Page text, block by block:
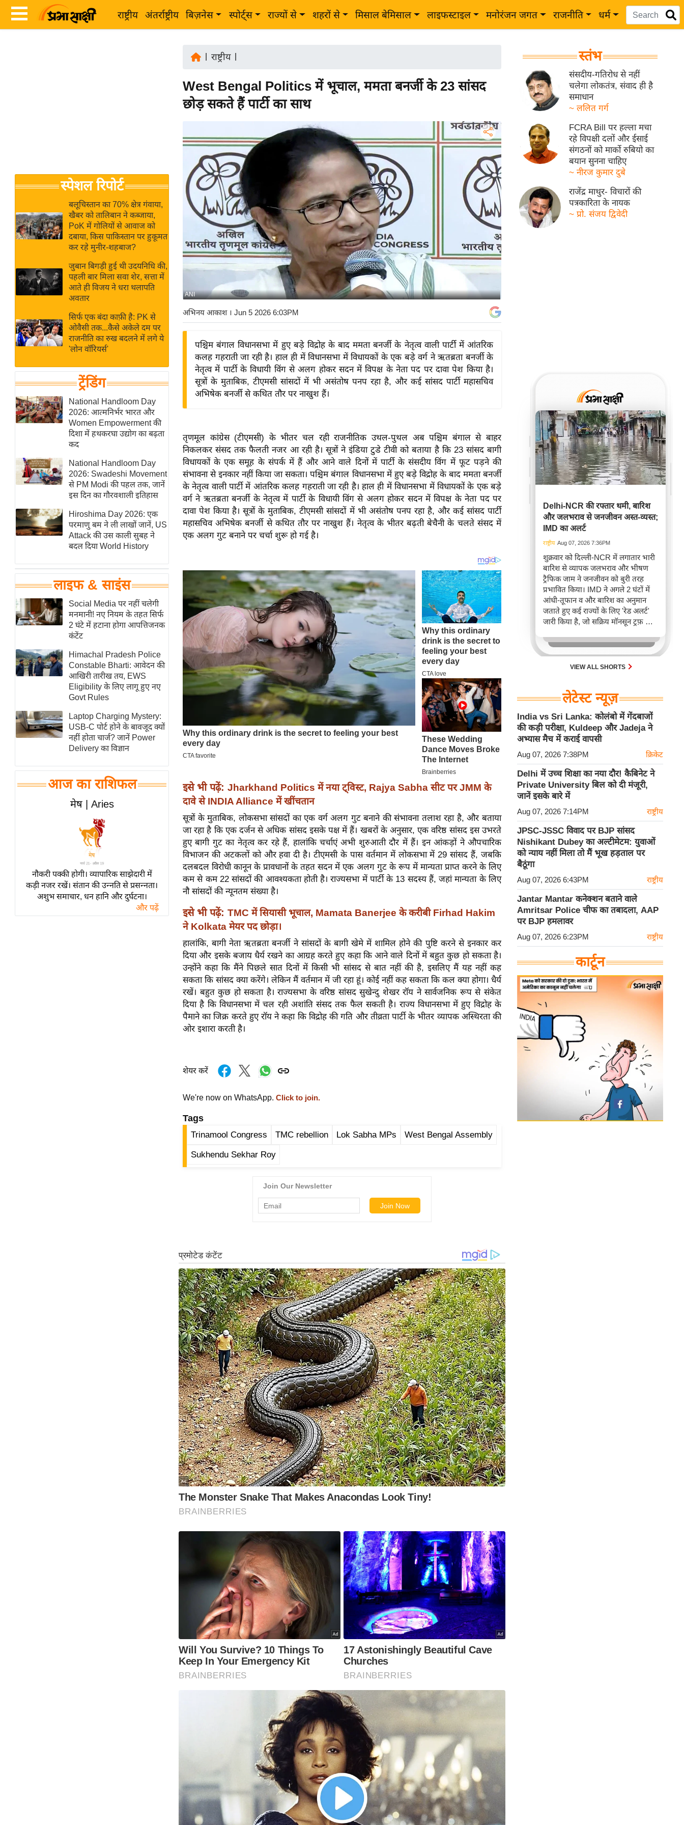
राष्ट्रीय अंतर्राष्ट्रीय बिज़नेस स्पोर्ट्स राज्यों से शहरों से मिसाल बेमिसाल लाइफस्टाइल मनोरंजन जगत राजनीति धर्म
Breaking
News in
Hindi
Hindi
Videos
जगत
राय
बजट
IPL
2026
ई-पेपर
मिसाल बेमिसाल
शख्सियत
यंग इंडिया
साहित्य जगत
ऑटो वर्ल्ड
न्यूज ब्रीफ
मनोरंजन जगत
बॉलीवुड
हॉलीवुड
फिल्म समीक्षा
Breaking
News
लाइफस्टाइल
टेक्नॉलॉजी
घरेलू नुस्खे
पर्यटन स्थल
फिटनेस मंत्रा
रिलेशनशिप
राजनीति
विश्लेषण
समसामयिक
मातृभूमि
एम.
आर.
आई.
समीक्षा
धर्म
ज्योतिष
त्योहार
राशिफल
विशेष
विश्लेषण
स्पेशल रिपोर्ट
बलूचिस्तान का 70% क्षेत्र गंवाया,
खैबर को तालिबान ने कब्जाया,
PoK में गोलियों से आवाज को
दबाया, किस पाकिस्तान पर हुकूमत
कर रहे मुनीर-शहबाज?
जुबान बिगड़ी हुई थी उदयनिधि की,
पहली बार मिला सवा शेर, सत्ता में
आते ही विजय ने धरा थलापति
अवतार
सिर्फ एक बंदा काफ़ी है: PK से
ओवैसी तक...कैसे अकेले दम पर
राजनीति का रुख बदलने में लगे ये
'लोन वॉरियर्स'
ट्रेंडिंग
National Handloom Day
2026: आत्मनिर्भर भारत और
Women Empowerment की
दिशा में हथकरघा उद्योग का बढ़ता
कद
National Handloom Day
2026: Swadeshi Movement
से PM Modi की पहल तक, जानें
इस दिन का गौरवशाली इतिहास
Hiroshima Day 2026: एक
परमाणु बम ने ली लाखों जानें, US
Attack की उस काली सुबह ने
बदल दिया World History
लाइफ & साइंस
Social Media पर नहीं चलेगी
मनमानी! नए नियम के तहत सिर्फ
2 घंटे में हटाना होगा आपत्तिजनक
कंटेंट
Himachal Pradesh Police
Constable Bharti: आवेदन की
आखिरी तारीख तय, EWS
Eligibility के लिए लागू हुए नए
Govt Rules
Laptop Charging Mystery:
USB-C पोर्ट होने के बावजूद क्यों
नहीं होता चार्ज? जानें Power
Delivery का विज्ञान
आज का राशिफल
मेष | Aries
नौकरी पक्की होगी। व्यापारिक साझेदारी में
कड़ी नजर रखें। संतान की उन्नति से प्रसन्नता।
अशुभ समाचार, धन हानि और दुर्घटना।
और पढ़ें
राष्ट्रीय|
West Bengal Politics में भूचाल, ममता बनर्जी के 23 सांसद
छोड़ सकते हैं पार्टी का साथ
ANI
अभिनय आकाश। Jun 5 2026 6:03PM
पश्चिम बंगाल विधानसभा में हुए बड़े विद्रोह के बाद ममता बनर्जी के नेतृत्व वाली पार्टी में आंतरिक
कलह गहराती जा रही है। हाल ही में विधानसभा में विधायकों के एक बड़े वर्ग ने ऋतब्रता बनर्जी के
नेतृत्व में पार्टी के विधायी विंग से अलग होकर सदन में विपक्ष के नेता पद पर दावा पेश किया है।
सूत्रों के मुताबिक, टीएमसी सांसदों में भी असंतोष पनप रहा है, और कई सांसद पार्टी महासचिव
अभिषेक बनर्जी से कथित तौर पर नाखुश हैं।
तृणमूल कांग्रेस (टीएमसी) के भीतर चल रही राजनीतिक उथल-पुथल अब पश्चिम बंगाल से बाहर
निकलकर संसद तक फैलती नजर आ रही है। सूत्रों ने इंडिया टुडे टीवी को बताया है कि 23 सांसद बागी
विधायकों के एक समूह के संपर्क में हैं और आने वाले दिनों में पार्टी के संसदीय विंग में फूट पड़ने की
संभावना से इनकार नहीं किया जा सकता। पश्चिम बंगाल विधानसभा में हुए बड़े विद्रोह के बाद ममता बनर्जी
के नेतृत्व वाली पार्टी में आंतरिक कलह गहराती जा रही है। हाल ही में विधानसभा में विधायकों के एक बड़े
वर्ग ने ऋतब्रता बनर्जी के नेतृत्व में पार्टी के विधायी विंग से अलग होकर सदन में विपक्ष के नेता पद पर
दावा पेश किया है। सूत्रों के मुताबिक, टीएमसी सांसदों में भी असंतोष पनप रहा है, और कई सांसद पार्टी
महासचिव अभिषेक बनर्जी से कथित तौर पर नाखुश हैं। नेतृत्व के भीतर बढ़ती बेचैनी के चलते संसद में
एक अलग गुट बनाने पर चर्चा शुरू हो गई है।
इसे भी पढ़ें: Jharkhand Politics में नया ट्विस्ट, Rajya Sabha सीट पर JMM के
दावे से INDIA Alliance में खींचतान
सूत्रों के मुताबिक, लोकसभा सांसदों का एक वर्ग अलग गुट बनाने की संभावना तलाश रहा है, और बताया
जा रहा है कि एक दर्जन से अधिक सांसद इसके पक्ष में हैं। खबरों के अनुसार, एक वरिष्ठ सांसद इस उभरते
हुए बागी गुट का नेतृत्व कर रहे हैं, हालांकि चर्चाएं अभी शुरुआती दौर में हैं। इन आंकड़ों ने औपचारिक
विभाजन की अटकलों को और हवा दी है। टीएमसी के पास वर्तमान में लोकसभा में 29 सांसद हैं, जबकि
दलबदल विरोधी कानून के प्रावधानों के तहत सदन में एक अलग गुट के रूप में मान्यता प्राप्त करने के लिए
कम से कम 22 सांसदों की आवश्यकता होती है। राज्यसभा में पार्टी के 13 सदस्य हैं, जहां मान्यता के लिए
नौ सांसदों की न्यूनतम संख्या है।
इसे भी पढ़ें: TMC में सियासी भूचाल, Mamata Banerjee के करीबी Firhad Hakim
ने Kolkata मेयर पद छोड़ा।
हालांकि, बागी नेता ऋतब्रता बनर्जी ने सांसदों के बागी खेमे में शामिल होने की पुष्टि करने से इनकार कर
दिया और इसके बजाय धैर्य रखने का आग्रह करते हुए कहा कि आने वाले दिनों में बहुत कुछ हो सकता है।
उन्होंने कहा कि मैंने पिछले सात दिनों में किसी भी सांसद से बात नहीं की है, इसलिए मैं यह नहीं कह
सकता कि सांसद क्या करेंगे। लेकिन मैं वर्तमान में जी रहा हूं। कोई नहीं कह सकता कि कल क्या होगा। धैर्य
रखें। बहुत कुछ हो सकता है। राज्यसभा के वरिष्ठ सांसद सुखेन्दु शेखर रॉय ने सार्वजनिक रूप से संकेत
दिया है कि विधानसभा में चल रही अशांति संसद तक फैल सकती है। राज्य विधानसभा में हुए विद्रोह के
पैमाने का जिक्र करते हुए रॉय ने कहा कि विद्रोह की गति और तीव्रता पार्टी के भीतर व्यापक अस्थिरता की
ओर इशारा करती है।
शेयर करें
We're now on WhatsApp. Click to join.
Tags
Trinamool Congress TMC rebellion Lok Sabha MPs West Bengal Assembly
Sukhendu Sekhar Roy
स्तंभ
संसदीय-गतिरोध से नहीं
चलेगा लोकतंत्र, संवाद ही है
समाधान
~ ललित गर्ग
FCRA Bill पर हल्ला मचा
रहे विपक्षी दलों और ईसाई
संगठनों को मार्को रुबियो का
बयान सुनना चाहिए
~ नीरज कुमार दुबे
राजेंद्र माथुर- विचारों की
पत्रकारिता के नायक
~ प्रो. संजय द्विवेदी
Delhi-NCR की रफ्तार थमी, बारिश
और जलभराव से जनजीवन अस्त-व्यस्त;
IMD का अलर्ट
राष्ट्रीय Aug 07, 2026 7:36PM
शुक्रवार को दिल्ली-NCR में लगातार भारी
बारिश से व्यापक जलभराव और भीषण
ट्रैफिक जाम ने जनजीवन को बुरी तरह
प्रभावित किया। IMD ने अगले 2 घंटों में
आंधी-तूफान व और बारिश का अनुमान
जताते हुए कई राज्यों के लिए 'रेड अलर्ट'
जारी किया है, जो सक्रिय मॉनसून ट्रफ़ और
जिससे यातायात बाधित होने के साथ-साथ
सफदरजंग अस्पताल में भी जलभराव की
स्थिति बनी।VIEW ALL SHORTS
लेटेस्ट न्यूज़
India vs Sri Lanka: कोलंबो में गेंदबाजों
की कड़ी परीक्षा, Kuldeep और Jadeja ने
अभ्यास मैच में कराई वापसी
Aug 07, 2026 7:38PM क्रिकेट
Delhi में उच्च शिक्षा का नया दौर! कैबिनेट ने
Private University बिल को दी मंजूरी,
जानें इसके बारे में
Aug 07, 2026 7:14PM राष्ट्रीय
JPSC-JSSC विवाद पर BJP सांसद
Nishikant Dubey का अल्टीमेटम: युवाओं
को न्याय नहीं मिला तो मैं भूख हड़ताल पर
बैठूंगा
Aug 07, 2026 6:43PM राष्ट्रीय
Jantar Mantar कनेक्शन बताने वाले
Amritsar Police चीफ का तबादला, AAP
पर BJP हमलावर
Aug 07, 2026 6:23PM राष्ट्रीय
कार्टून